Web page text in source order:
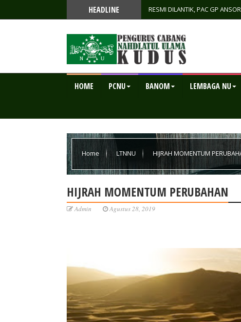
HEADLINE RESMI DILANTIK, PAC GP
HOME PCNU BANOM LEMBAGA NU
Home LTNNU HIJRAH MOMENTUM
HIJRAH MOMENTUM PERUBAHAN
Admin Agustus 28, 2019